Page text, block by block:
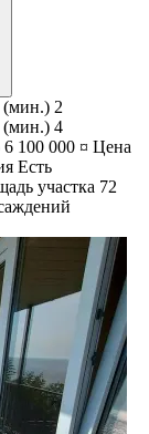
6 100 000 ¤ Цена
Есть
участка 72